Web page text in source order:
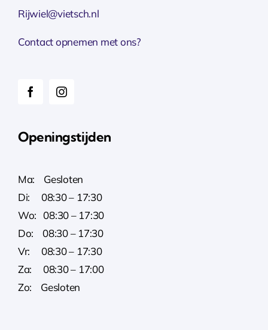
Rijwiel@vietsch.nl
Contact opnemen met ons?
Openingstijden
Ma: Gesloten
Di: 08:30 – 17:30
Wo: 08:30 – 17:30
Do: 08:30 – 17:30
Vr: 08:30 – 17:30
Za: 08:30 – 17:00
Zo: Gesloten